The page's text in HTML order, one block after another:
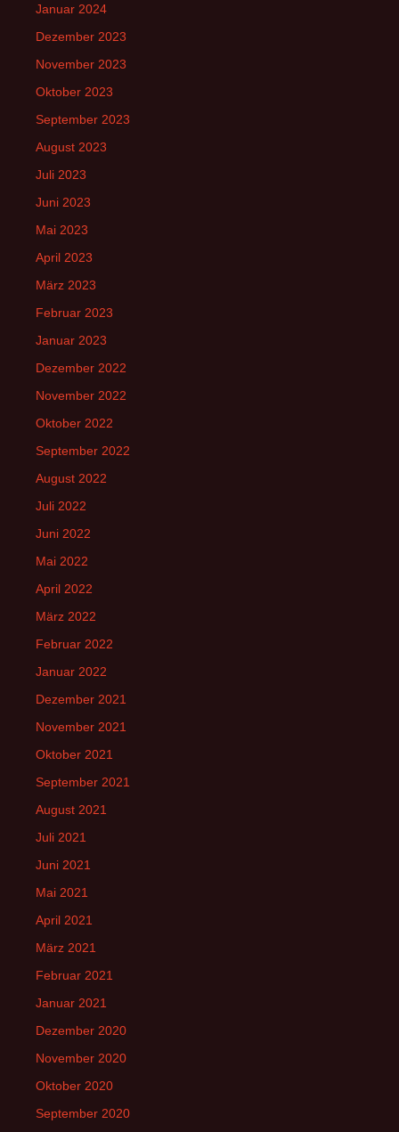
Januar 2024
Dezember 2023
November 2023
Oktober 2023
September 2023
August 2023
Juli 2023
Juni 2023
Mai 2023
April 2023
März 2023
Februar 2023
Januar 2023
Dezember 2022
November 2022
Oktober 2022
September 2022
August 2022
Juli 2022
Juni 2022
Mai 2022
April 2022
März 2022
Februar 2022
Januar 2022
Dezember 2021
November 2021
Oktober 2021
September 2021
August 2021
Juli 2021
Juni 2021
Mai 2021
April 2021
März 2021
Februar 2021
Januar 2021
Dezember 2020
November 2020
Oktober 2020
September 2020